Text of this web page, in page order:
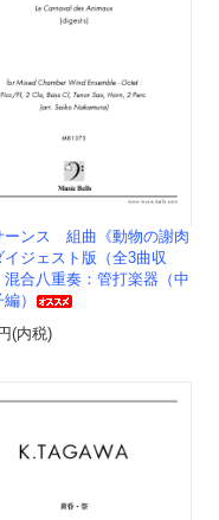
ーンス 組曲《動物の謝肉
イジェスト版（全3曲収
合八重奏：管打楽器（中
）
(内税)